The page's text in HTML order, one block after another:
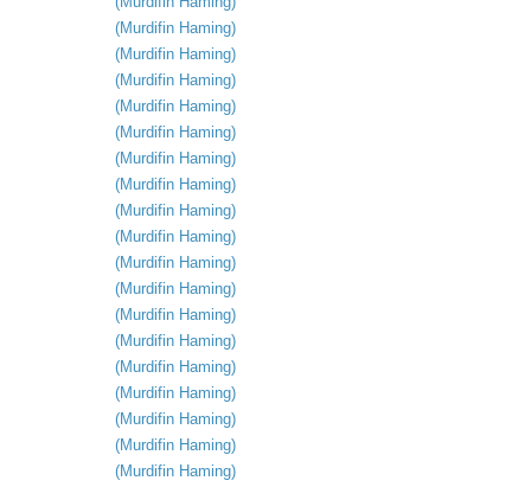
(Murdifin Haming)
(Murdifin Haming)
(Murdifin Haming)
(Murdifin Haming)
(Murdifin Haming)
(Murdifin Haming)
(Murdifin Haming)
(Murdifin Haming)
(Murdifin Haming)
(Murdifin Haming)
(Murdifin Haming)
(Murdifin Haming)
(Murdifin Haming)
(Murdifin Haming)
(Murdifin Haming)
(Murdifin Haming)
(Murdifin Haming)
(Murdifin Haming)